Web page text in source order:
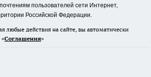
пользователей сети Интернет,
Российской Федерации.
любые действия на сайте, вы автоматически
«Cоглашения»